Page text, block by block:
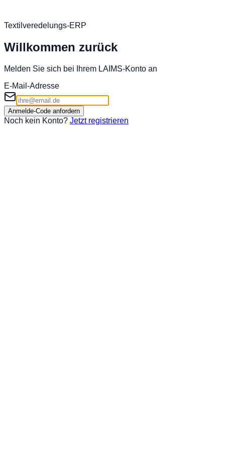
Textilveredelungs-ERP
Willkommen zurück
Melden Sie sich bei Ihrem LAIMS-Konto an
E-Mail-Adresse
Anmelde-Code anfordern
Noch kein Konto? Jetzt registrieren